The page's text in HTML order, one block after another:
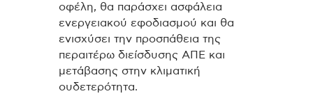
οφέλη, θα παράσχει ασφάλεια
ενεργειακού εφοδιασμού και θα
ενισχύσει την προσπάθεια της
περαιτέρω διείσδυσης ΑΠΕ και
μετάβασης στην κλιματική
ουδετερότητα.